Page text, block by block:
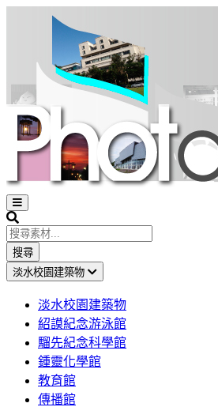
Open
sidebar
Search
搜尋
淡水校園建築物
淡水校園建築物
紹謨紀念游泳館
騮先紀念科學館
鍾靈化學館
教育館
傳播館